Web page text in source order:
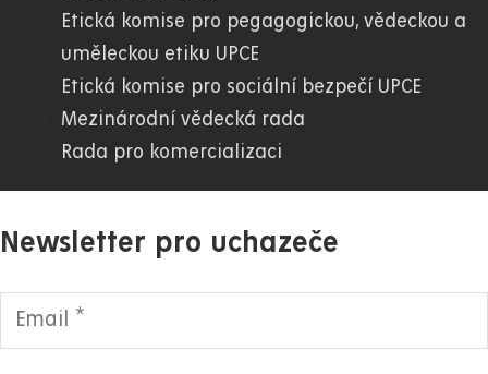
Etická komise pro pegagogickou, vědeckou a
uměleckou etiku UPCE
Etická komise pro sociální bezpečí UPCE
Mezinárodní vědecká rada
Rada pro komercializaci
Newsletter pro uchazeče